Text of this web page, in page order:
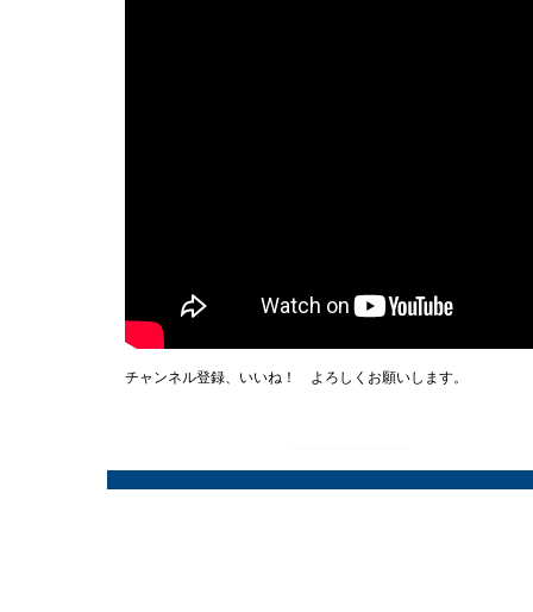
チャンネル登録、いいね！ よろしくお願いします。